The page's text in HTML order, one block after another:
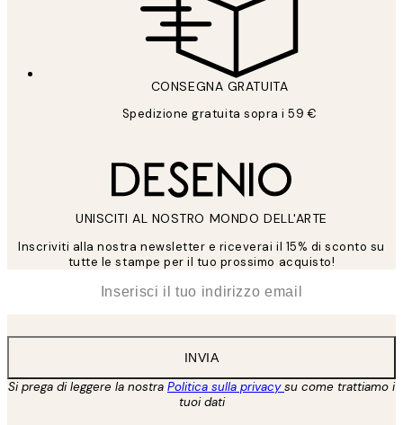
CONSEGNA GRATUITA
Spedizione gratuita sopra i 59 €
UNISCITI AL NOSTRO MONDO DELL'ARTE
Inscriviti alla nostra newsletter e riceverai il 15% di sconto su
tutte le stampe per il tuo prossimo acquisto!
INVIA
Si prega di leggere la nostra Politica sulla privacysu come trattiamo i
tuoi dati